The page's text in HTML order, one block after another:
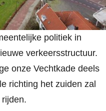
politiek in
verkeersstructuur.
onze Vechtkade deels
richting het zuiden zal